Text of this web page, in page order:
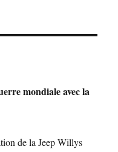
mondiale avec la
de la Jeep Willys